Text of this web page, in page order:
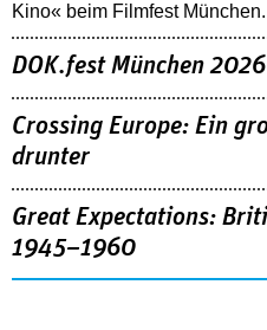
Kino« beim Filmfest München.
DOK.fest München 2026
Crossing Europe: Ein
drunter
Great Expectations:
1945–1960